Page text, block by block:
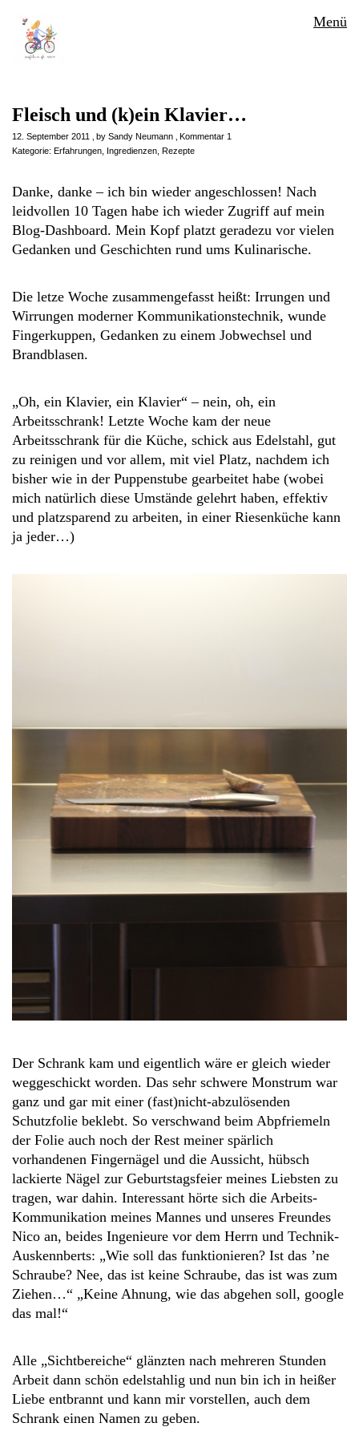
Menü
Fleisch und (k)ein Klavier…
12. September 2011 by Sandy Neumann
Kommentar 1
Kategorie: Erfahrungen Ingredienzen Rezepte
Danke, danke – ich bin wieder angeschlossen! Nach
leidvollen 10 Tagen habe ich wieder Zugriff auf mein
Blog-Dashboard. Mein Kopf platzt geradezu vor vielen
Gedanken und Geschichten rund ums Kulinarische.
Die letze Woche zusammengefasst heißt: Irrungen und
Wirrungen moderner Kommunikationstechnik, wunde
Fingerkuppen, Gedanken zu einem Jobwechsel und
Brandblasen.
„Oh, ein Klavier, ein Klavier“ – nein, oh, ein
Arbeitsschrank! Letzte Woche kam der neue
Arbeitsschrank für die Küche, schick aus Edelstahl, gut
zu reinigen und vor allem, mit viel Platz, nachdem ich
bisher wie in der Puppenstube gearbeitet habe (wobei
mich natürlich diese Umstände gelehrt haben, effektiv
und platzsparend zu arbeiten, in einer Riesenküche kann
ja jeder…)
Der Schrank kam und eigentlich wäre er gleich wieder
weggeschickt worden. Das sehr schwere Monstrum war
ganz und gar mit einer (fast)nicht-abzulösenden
Schutzfolie beklebt. So verschwand beim Abpfriemeln
der Folie auch noch der Rest meiner spärlich
vorhandenen Fingernägel und die Aussicht, hübsch
lackierte Nägel zur Geburtstagsfeier meines Liebsten zu
tragen, war dahin. Interessant hörte sich die Arbeits-
Kommunikation meines Mannes und unseres Freundes
Nico an, beides Ingenieure vor dem Herrn und Technik-
Auskennberts: „Wie soll das funktionieren? Ist das ’ne
Schraube? Nee, das ist keine Schraube, das ist was zum
Ziehen…“ „Keine Ahnung, wie das abgehen soll, google
das mal!“
Alle „Sichtbereiche“ glänzten nach mehreren Stunden
Arbeit dann schön edelstahlig und nun bin ich in heißer
Liebe entbrannt und kann mir vorstellen, auch dem
Schrank einen Namen zu geben.